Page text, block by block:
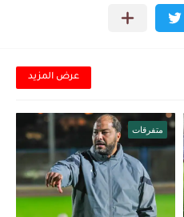
عرض المزيد
متفرقات